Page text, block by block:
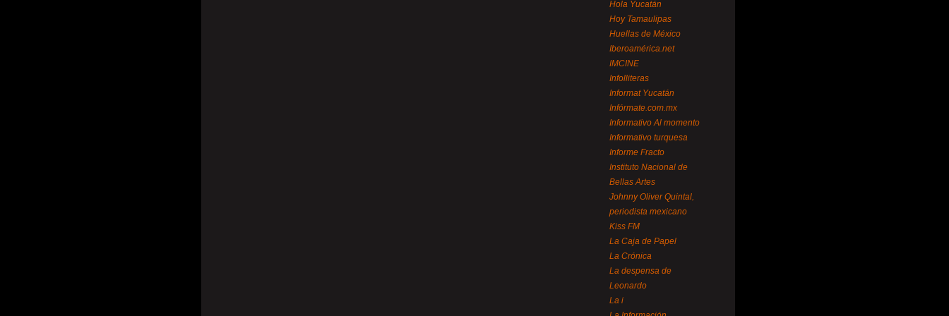
Hola Yucatán
Hoy Tamaulipas
Huellas de México
Iberoamérica.net
IMCINE
Infolliteras
Informat Yucatán
Infórmate.com.mx
Informativo Al momento
Informativo turquesa
Informe Fracto
Instituto Nacional de
Bellas Artes
Johnny Oliver Quintal,
periodista mexicano
Kiss FM
La Caja de Papel
La Crónica
La despensa de
Leonardo
La i